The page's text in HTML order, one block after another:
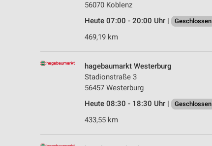
56070 Koblenz
Heute 07:00 - 20:00 Uhr |
Geschlossen
469,19 km
hagebaumarkt Westerburg
Stadionstraße 3
56457 Westerburg
Heute 08:30 - 18:30 Uhr |
Geschlossen
433,55 km